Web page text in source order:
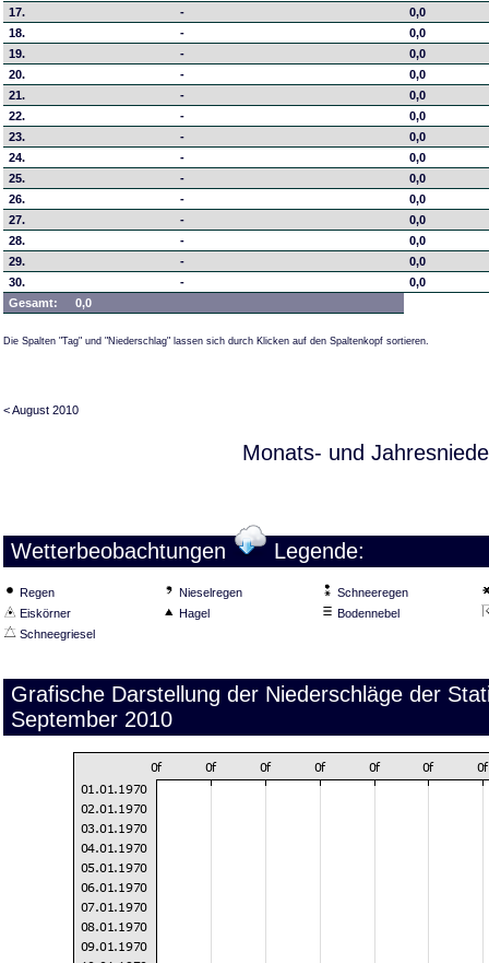
17.
-
0,0
18.
-
0,0
19.
-
0,0
20.
-
0,0
21.
-
0,0
22.
-
0,0
23.
-
0,0
24.
-
0,0
25.
-
0,0
26.
-
0,0
27.
-
0,0
28.
-
0,0
29.
-
0,0
30.
-
0,0
Gesamt:
0,0
Die Spalten "Tag" und "Niederschlag" lassen sich durch Klicken auf den Spaltenkopf sortieren.
< August 2010
Monats- und
Wetterbeobachtungen Legende:
Regen Nieselregen
Schneeregen
Eiskörner
Hagel
Bodennebel
Schneegriesel
Grafische Darstellung der Niederschläge der
September 2010